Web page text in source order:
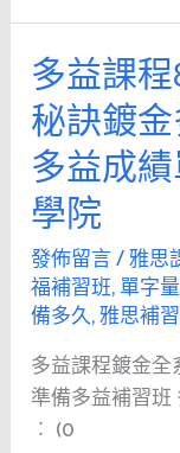
聽
力
技
巧
單
字
量
測
驗
福
摩
思
多
多益課
秘訣鍍
多益成
學院
發佈留言/雅思
福補習班,單字
備多久,雅思補
多益課程鍍金
準備多益補習
︰ (0
多
益
課
程
8
週
進
步
300
分
的
終